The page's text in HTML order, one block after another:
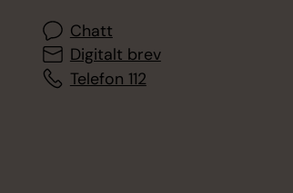
Chatt
Digitalt brev
Telefon 112